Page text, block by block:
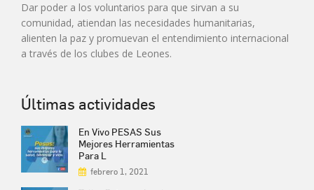
Dar poder a los voluntarios para que sirvan a su
comunidad, atiendan las necesidades humanitarias,
alienten la paz y promuevan el entendimiento internacional
a través de los clubes de Leones.
Últimas actividades
En Vivo PESAS Sus
Mejores Herramientas
Para L
febrero 1, 2021